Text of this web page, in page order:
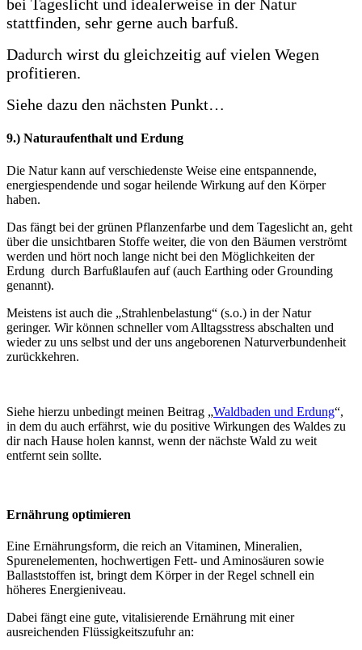
bei Tageslicht und idealerweise in der Natur
stattfinden, sehr gerne auch barfuß.
Dadurch wirst du gleichzeitig auf vielen Wegen
profitieren.
Siehe dazu den nächsten Punkt…
9.) Naturaufenthalt und Erdung
Die Natur kann auf verschiedenste Weise eine entspannende,
energiespendende und sogar heilende Wirkung auf den Körper
haben.
Das fängt bei der grünen Pflanzenfarbe und dem Tageslicht an, geht
über die unsichtbaren Stoffe weiter, die von den Bäumen verströmt
werden und hört noch lange nicht bei den Möglichkeiten der
Erdung durch Barfußlaufen auf (auch Earthing oder Grounding
genannt).
Meistens ist auch die „Strahlenbelastung“ (s.o.) in der Natur
geringer. Wir können schneller vom Alltagsstress abschalten und
wieder zu uns selbst und der uns angeborenen Naturverbundenheit
zurückkehren.
Siehe hierzu unbedingt meinen Beitrag „Waldbaden und Erdung“,
in dem du auch erfährst, wie du positive Wirkungen des Waldes zu
dir nach Hause holen kannst, wenn der nächste Wald zu weit
entfernt sein sollte.
Ernährung optimieren
Eine Ernährungsform, die reich an Vitaminen, Mineralien,
Spurenelementen, hochwertigen Fett- und Aminosäuren sowie
Ballaststoffen ist, bringt dem Körper in der Regel schnell ein
höheres Energieniveau.
Dabei fängt eine gute, vitalisierende Ernährung mit einer
ausreichenden Flüssigkeitszufuhr an: